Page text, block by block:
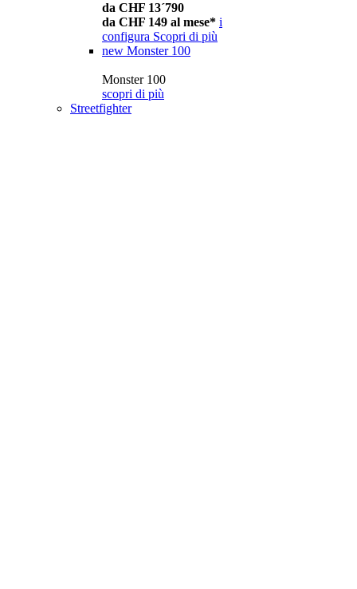
da CHF 13´790
da CHF 149 al mese* i
configura Scopri di più
new Monster 100
Monster 100
scopri di più
Streetfighter